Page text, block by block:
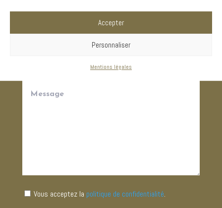
Accepter
Personnaliser
Mentions légales
Ville
demande
(Nécessaire)
RGPDVous acceptez la politique de confidentialité.